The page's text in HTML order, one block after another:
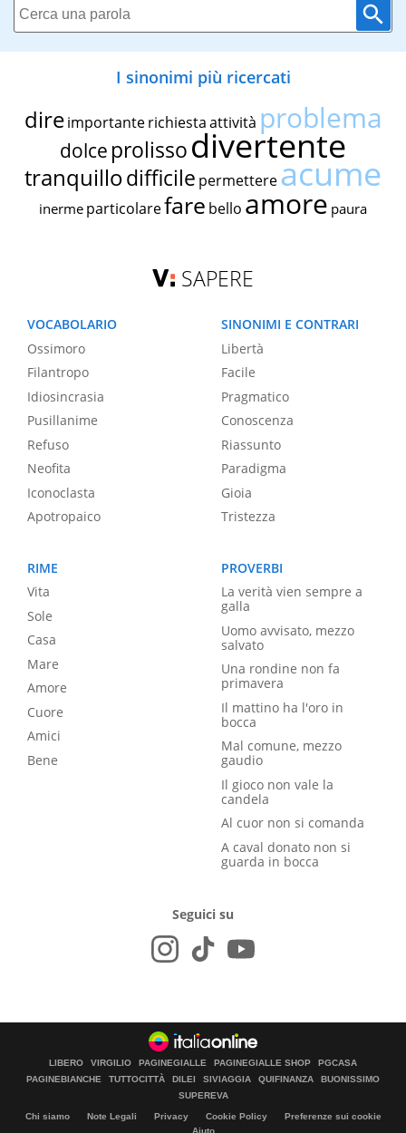
I sinonimi più ricercati
dire importante richiestaattività problema
dolce prolissodivertente
tranquillodifficile permettereacume
inerme particolarefare bello amore paura
SAPERE
VOCABOLARIO
Ossimoro
Filantropo
Idiosincrasia
Pusillanime
Refuso
Neofita
Iconoclasta
Apotropaico
SINONIMI E CONTRARI
Libertà
Facile
Pragmatico
Conoscenza
Riassunto
Paradigma
Gioia
Tristezza
RIME
Vita
Sole
Casa
Mare
Amore
Cuore
Amici
Bene
PROVERBI
La verità vien sempre a
galla
Uomo avvisato, mezzo
salvato
Una rondine non fa
primavera
Il mattino ha l'oro in
bocca
Mal comune, mezzo
gaudio
Il gioco non vale la
candela
Al cuor non si comanda
A caval donato non si
guarda in bocca
Seguici su
LIBERO VIRGILIO PAGINEGIALLE PAGINEGIALLE SHOP
PGCASA
PAGINEBIANCHE
TUTTOCITTÀ DILEI SIVIAGGIA QUIFINANZA
BUONISSIMO
SUPEREVA
Chi siamo Note Legali Privacy Cookie Policy
Preferenze sui cookie